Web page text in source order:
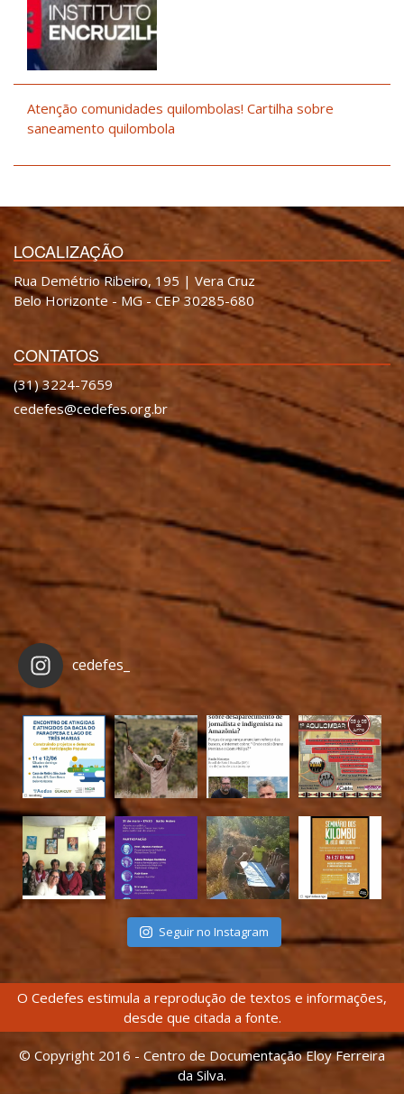
Atenção comunidades quilombolas! Cartilha sobre
saneamento quilombola
LOCALIZAÇÃO
Rua Demétrio Ribeiro, 195 | Vera Cruz
Belo Horizonte - MG - CEP 30285-680
CONTATOS
(31) 3224-7659
cedefes@cedefes.org.br
cedefes_
Seguir no Instagram
O Cedefes estimula a reprodução de textos e informações,
desde que citada a fonte.
© Copyright 2016 - Centro de Documentação Eloy Ferreira
da Silva.